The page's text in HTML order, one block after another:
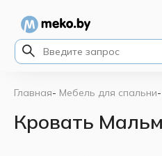
Главная- Мебель для спальни-
Кровать